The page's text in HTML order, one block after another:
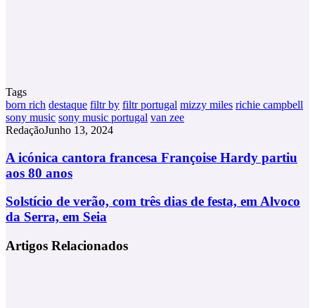
Tags
born rich destaque filtr by filtr portugal mizzy miles richie campbell
sony music sony music portugal van zee
RedaçãoJunho 13, 2024
A
icónica
cantora
francesa
Françoise
Hardy
aos
A icónica cantora francesa Françoise Hardy partiu
aos 80 anos
Solstício
de
verão,
três
Solstício de verão, com três dias de festa, em Alvoco
da Serra, em Seia
Artigos Relacionados